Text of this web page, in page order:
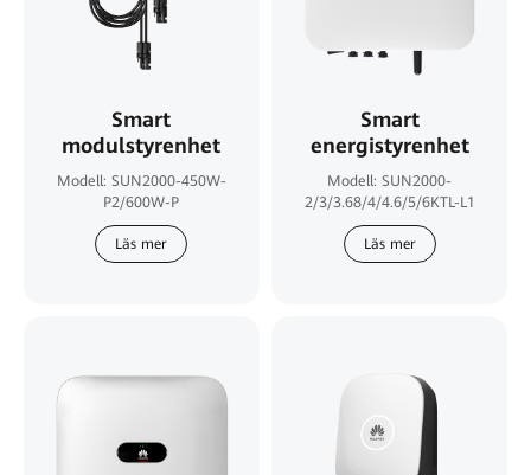
Smart
modulstyrenhet
Modell: SUN2000-450W-
P2/600W-P
Läs mer
Smart
energistyrenhet
Modell: SUN2000-
2/3/3.68/4/4.6/5/6KTL-L1
Läs mer